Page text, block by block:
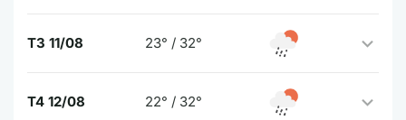
T3 11/08 23° / 32°
T4 12/08 22° / 32°